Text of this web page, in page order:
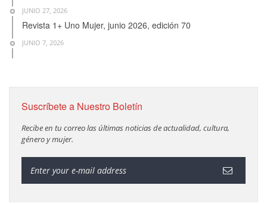
JUNIO 27, 2026
Revista 1+ Uno Mujer, junio 2026, edición 70
JUNIO 7, 2026
Suscríbete a Nuestro Boletín
Recibe en tu correo las últimas noticias de actualidad, cultura,
género y mujer.